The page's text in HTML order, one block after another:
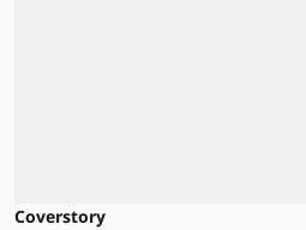
Coverstory